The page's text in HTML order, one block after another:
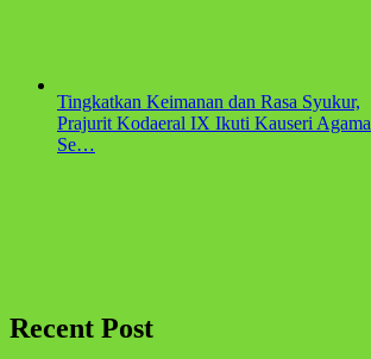
Tingkatkan Keimanan dan Rasa Syukur,
Prajurit Kodaeral IX Ikuti Kauseri Agama
Se…
Recent Post